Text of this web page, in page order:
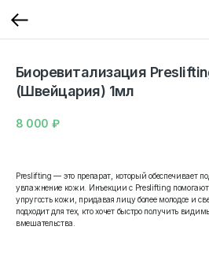
Биоревитализация
(Швейцария) 1мл
8 000 ₽
Preslifting — это препарат, который обеспечивает
увлажнение кожи. Инъекции с Preslifting помогают
упругость кожи, придавая лицу более молодое и
подходит для тех, кто хочет быстро получить
вмешательства.